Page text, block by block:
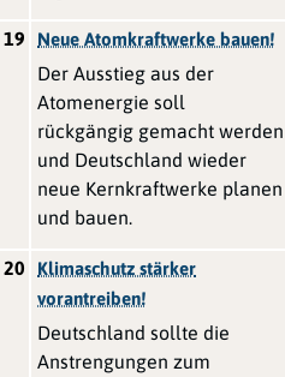
19 Neue Atomkraftwerke bauen!
Der Ausstieg aus der
Atomenergie soll
rückgängig gemacht werden
und Deutschland wieder
neue Kernkraftwerke planen
und bauen.
20
Klimaschutz stärker
vorantreiben!
Deutschland sollte die
Anstrengungen zum